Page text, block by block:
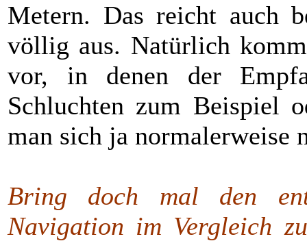
Metern. Das reicht auch
völlig aus. Natürlich
vor, in denen der
Schluchten zum Beispiel
man sich ja normalerweise
Bring doch mal den
Navigation im Vergleich